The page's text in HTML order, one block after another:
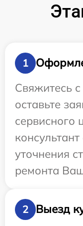
1
Свяжитесь
оставьте
сервисного
уточнения
ремонта
2
Выезд